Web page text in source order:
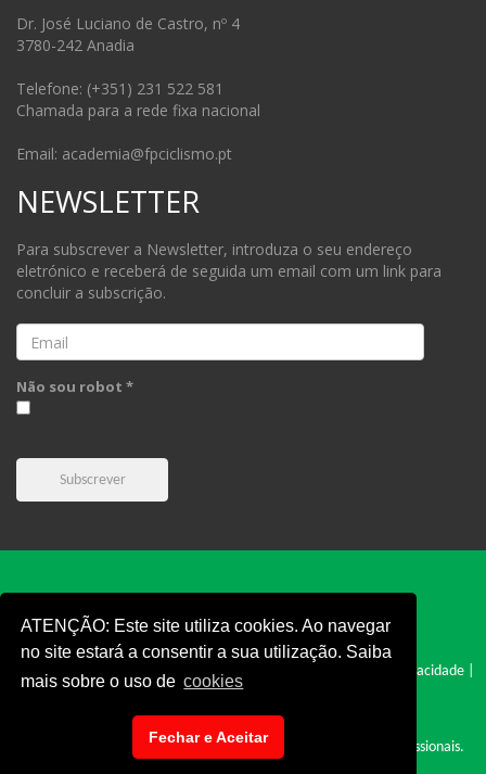
ATENÇÃO: Este site utiliza cookies. Ao navegar
no site estará a consentir a sua utilização. Saiba
mais sobre o uso de cookies
Fechar e Aceitar
Dr. José Luciano de Castro, nº 4
3780-242 Anadia
Telefone: (+351) 231 522 581
Chamada para a rede fixa nacional
Email: academia@fpciclismo.pt
NEWSLETTER
Para subscrever a Newsletter, introduza o seu endereço
eletrónico e receberá de seguida um email com um link para
concluir a subscrição.
Email
Não sou robot *
Subscrever
FPC © 2019 - Todos os direitos reservados | Politica e Privacidade
Site desenvolvido por: Cyclopnet - Desenvolvimento de Sites Profissionais.